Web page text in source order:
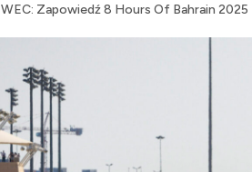
WEC: Zapowiedź 8 Hours Of Bahrain 2025